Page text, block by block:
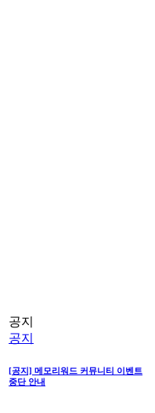
공지
공지
[공지] 메모리워드 커뮤니티 이벤트
중단 안내